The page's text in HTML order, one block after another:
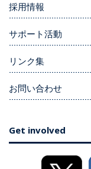
採用情報
サポート活動
リンク集
お問い合わせ
Get involved